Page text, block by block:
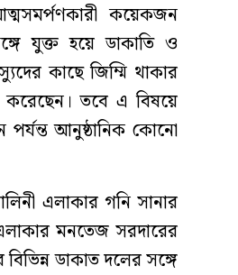
কয়েকজন
যুক্ত হয়ে ডাকাতি ও
কাছে জিম্মি থাকার
তবে এ বিষয়ে
পর্যন্ত আনুষ্ঠানিক কোনো
এলাকার গনি সানার
মনতেজ সরদারের
ডাকাত দলের সঙ্গে